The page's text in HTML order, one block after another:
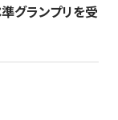
グランプリを受